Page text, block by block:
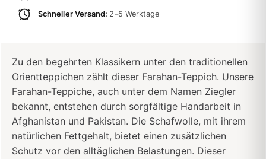
Schneller Versand: 2–5 Werktage
Zu den begehrten Klassikern unter den traditionellen
Orientteppichen zählt dieser Farahan-Teppich. Unsere
Farahan-Teppiche, auch unter dem Namen Ziegler
bekannt, entstehen durch sorgfältige Handarbeit in
Afghanistan und Pakistan. Die Schafwolle, mit ihrem
natürlichen Fettgehalt, bietet einen zusätzlichen
Schutz vor den alltäglichen Belastungen. Dieser